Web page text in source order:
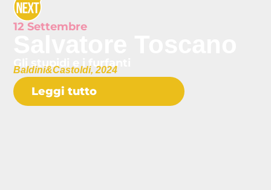
12 Settembre
Gli stupidi e i furfanti
Baldini&Castoldi, 2024
Leggi tutto